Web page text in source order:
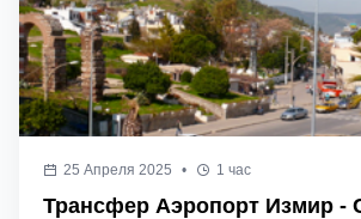
25 Апреля 2025 • 1 час
Трансфер Аэропорт Измир -